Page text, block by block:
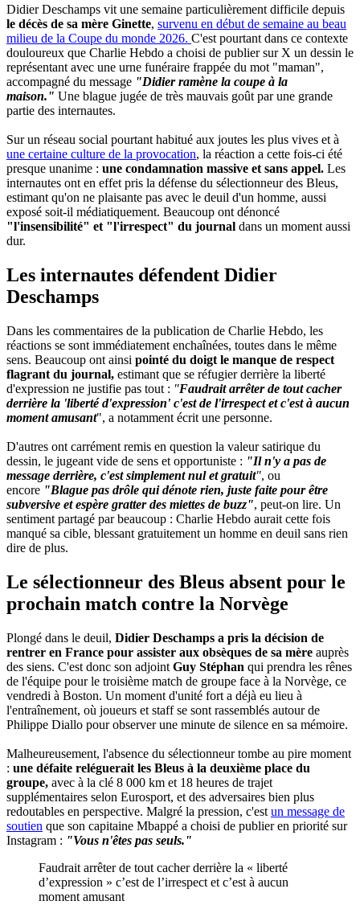
Didier Deschamps vit une semaine particulièrement difficile depuis
le décès de sa mère Ginette, survenu en début de semaine au beau
milieu de la Coupe du monde 2026. C'est pourtant dans ce contexte
douloureux que Charlie Hebdo a choisi de publier sur X un dessin le
représentant avec une urne funéraire frappée du mot "maman",
accompagné du message "Didier ramène la coupe à la
maison." Une blague jugée de très mauvais goût par une grande
partie des internautes.
Sur un réseau social pourtant habitué aux joutes les plus vives et à
une certaine culture de la provocation, la réaction a cette fois-ci été
presque unanime : une condamnation massive et sans appel. Les
internautes ont en effet pris la défense du sélectionneur des Bleus,
estimant qu'on ne plaisante pas avec le deuil d'un homme, aussi
exposé soit-il médiatiquement. Beaucoup ont dénoncé
"l'insensibilité" et "l'irrespect" du journal dans un moment aussi
dur.
Les internautes défendent Didier
Deschamps
Dans les commentaires de la publication de Charlie Hebdo, les
réactions se sont immédiatement enchaînées, toutes dans le même
sens. Beaucoup ont ainsi pointé du doigt le manque de respect
flagrant du journal, estimant que se réfugier derrière la liberté
d'expression ne justifie pas tout : "Faudrait arrêter de tout cacher
derrière la 'liberté d'expression' c'est de l'irrespect et c'est à aucun
moment amusant", a notamment écrit une personne.
D'autres ont carrément remis en question la valeur satirique du
dessin, le jugeant vide de sens et opportuniste : "Il n'y a pas de
message derrière, c'est simplement nul et gratuit", ou
encore "Blague pas drôle qui dénote rien, juste faite pour être
subversive et espère gratter des miettes de buzz", peut-on lire. Un
sentiment partagé par beaucoup : Charlie Hebdo aurait cette fois
manqué sa cible, blessant gratuitement un homme en deuil sans rien
dire de plus.
Le sélectionneur des Bleus absent pour le
prochain match contre la Norvège
Plongé dans le deuil, Didier Deschamps a pris la décision de
rentrer en France pour assister aux obsèques de sa mère auprès
des siens. C'est donc son adjoint Guy Stéphan qui prendra les rênes
de l'équipe pour le troisième match de groupe face à la Norvège, ce
vendredi à Boston. Un moment d'unité fort a déjà eu lieu à
l'entraînement, où joueurs et staff se sont rassemblés autour de
Philippe Diallo pour observer une minute de silence en sa mémoire.
Malheureusement, l'absence du sélectionneur tombe au pire moment
: une défaite reléguerait les Bleus à la deuxième place du
groupe, avec à la clé 8 000 km et 18 heures de trajet
supplémentaires selon Eurosport, et des adversaires bien plus
redoutables en perspective. Malgré la pression, c'est un message de
soutien que son capitaine Mbappé a choisi de publier en priorité sur
Instagram : "Vous n'êtes pas seuls."
Faudrait arrêter de tout cacher derrière la « liberté
d’expression » c’est de l’irrespect et c’est à aucun
moment amusant